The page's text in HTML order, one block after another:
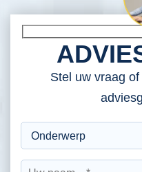
Stel uw vraag